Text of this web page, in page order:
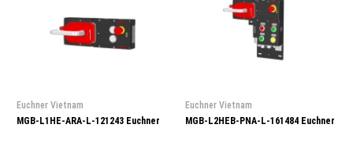
Euchner Vietnam
MGB-L1HE-ARA-L-121243 Euchner
Euchner Vietnam
MGB-L2HEB-PNA-L-161484 Euchner